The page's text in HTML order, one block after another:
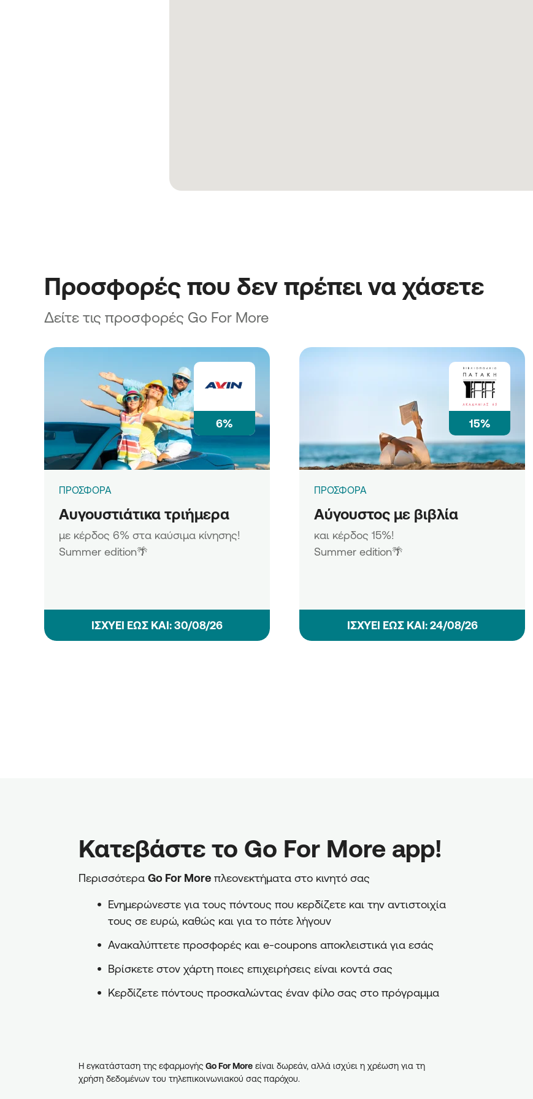
Προσφορές που δεν πρέπει να χάσετε
Δείτε τις προσφορές Go For More
6%
ΠΡΟΣΦΟΡΑ
Αυγουστιάτικα τριήμερα
με κέρδος 6% στα καύσιμα κίνησης!
Summer edition🌴
ΙΣΧΥΕΙ ΕΩΣ ΚΑΙ: 30/08/26
15%
ΠΡΟΣΦΟΡΑ
Αύγουστος με βιβλία
και κέρδος 15%!
Summer edition🌴
ΙΣΧΥΕΙ ΕΩΣ ΚΑΙ: 24/08/26
Κατεβάστε το Go For More app!
Περισσότερα Go For More πλεονεκτήματα στο κινητό σας
Ενημερώνεστε για τους πόντους που κερδίζετε και την αντιστοιχία
τους σε ευρώ, καθώς και για το πότε λήγουν
Ανακαλύπτετε προσφορές και e-coupons αποκλειστικά για εσάς
Βρίσκετε στον χάρτη ποιες επιχειρήσεις είναι κοντά σας
Κερδίζετε πόντους προσκαλώντας έναν φίλο σας στο πρόγραμμα
Η εγκατάσταση της εφαρμογής Go For More είναι δωρεάν, αλλά ισχύει η χρέωση για τη
χρήση δεδομένων του τηλεπικοινωνιακού σας παρόχου.